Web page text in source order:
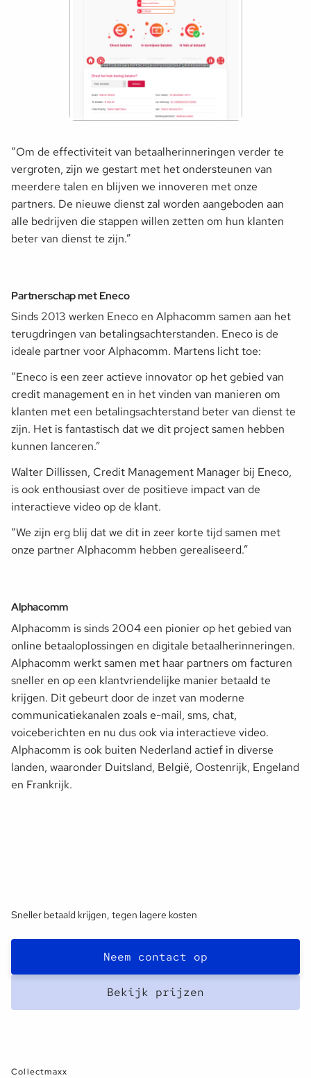
“Om de effectiviteit van betaalherinneringen verder te
vergroten, zijn we gestart met het ondersteunen van
meerdere talen en blijven we innoveren met onze
partners. De nieuwe dienst zal worden aangeboden aan
alle bedrijven die stappen willen zetten om hun klanten
beter van dienst te zijn.”
Partnerschap met Eneco
Sinds 2013 werken Eneco en Alphacomm samen aan het
terugdringen van betalingsachterstanden. Eneco is de
ideale partner voor Alphacomm. Martens licht toe:
“Eneco is een zeer actieve innovator op het gebied van
credit management en in het vinden van manieren om
klanten met een betalingsachterstand beter van dienst te
zijn. Het is fantastisch dat we dit project samen hebben
kunnen lanceren.”
Walter Dillissen, Credit Management Manager bij Eneco,
is ook enthousiast over de positieve impact van de
interactieve video op de klant.
“We zijn erg blij dat we dit in zeer korte tijd samen met
onze partner Alphacomm hebben gerealiseerd.”
Alphacomm
Alphacomm is sinds 2004 een pionier op het gebied van
online betaaloplossingen en digitale betaalherinneringen.
Alphacomm werkt samen met haar partners om facturen
sneller en op een klantvriendelijke manier betaald te
krijgen. Dit gebeurt door de inzet van moderne
communicatiekanalen zoals e-mail, sms, chat,
voiceberichten en nu dus ook via interactieve video.
Alphacomm is ook buiten Nederland actief in diverse
landen, waaronder Duitsland, België, Oostenrijk, Engeland
en Frankrijk.
Sneller betaald krijgen, tegen lagere kosten
Neem contact op
Bekijk prijzen
Collectmaxx